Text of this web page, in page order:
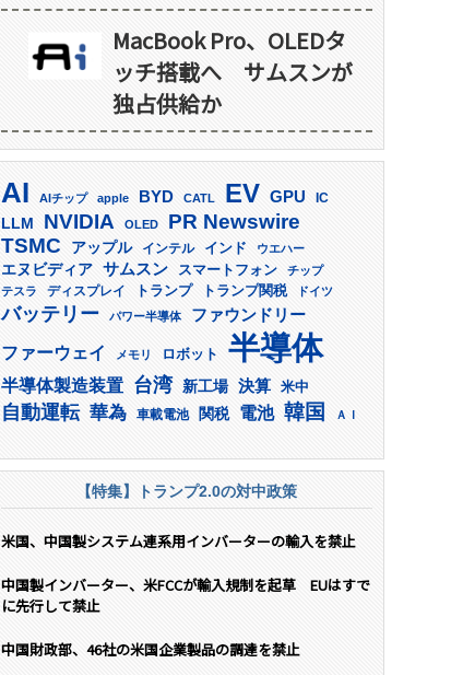
MacBook Pro、OLEDタ
ッチ搭載へ サムスンが
独占供給か
AI AIチップ apple BYD CATL EV GPU IC
LLM NVIDIA OLED PR Newswire
TSMC アップル インテル インド ウエハー
エヌビディア サムスン スマートフォン
チップ
テスラ
ディスプレイ トランプ トランプ関税 ドイツ
バッテリー パワー半導体 ファウンドリー
ファーウェイ メモリ ロボット 半導体
半導体製造装置 台湾 新工場 決算 米中
自動運転 華為 車載電池 関税 電池 韓国 ＡＩ
【特集】トランプ2.0の対中政策
米国、中国製システム連系用インバーターの輸入を禁止
中国製インバーター、米FCCが輸入規制を起草 EUはすで
に先行して禁止
中国財政部、46社の米国企業製品の調達を禁止